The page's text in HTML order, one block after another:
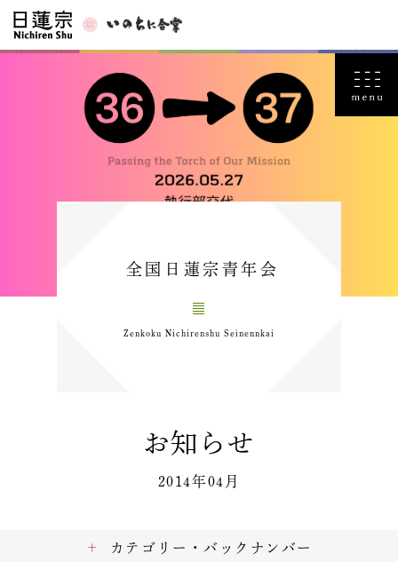
全国日蓮宗青年会
Zenkoku Nichirenshu Seinennkai
お知らせ
2014年04月
カテゴリー・バックナンバー